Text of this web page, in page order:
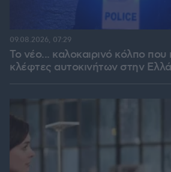
Το νέο... καλοκαιρινό κόλπο που
κλέφτες αυτοκινήτων στην
09.08.2026, 07:29